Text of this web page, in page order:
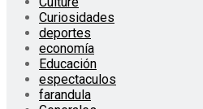
Curiosidades
deportes
economía
Educación
espectaculos
farandula